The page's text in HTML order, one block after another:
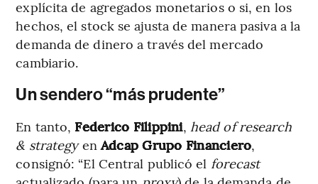
explícita de agregados monetarios o si, en los
hechos, el stock se ajusta de manera pasiva a la
demanda de dinero a través del mercado
cambiario.
Un sendero “más prudente”
En tanto, Federico Filippini, head of research
& strategyen Adcap Grupo Financiero,
consignó: “El Central publicó el forecast